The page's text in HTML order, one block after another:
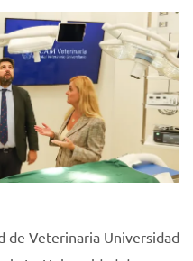
de Veterinaria Universidad